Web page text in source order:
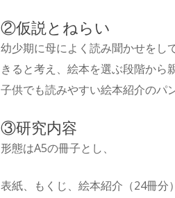
②仮説とねらい
幼少期に母によく読み聞かせをし
きると考え、絵本を選ぶ段階から
子供でも読みやすい絵本紹介のパ
③研究内容
形態はA5の冊子とし、
表紙、もくじ、絵本紹介（24冊分